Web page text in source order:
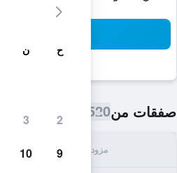
صفقات من520 ﷼
مزود
ح ن
2
3
9
10